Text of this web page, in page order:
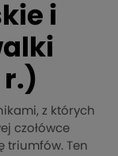
i
r.)
z których
czołówce
triumfów. Ten